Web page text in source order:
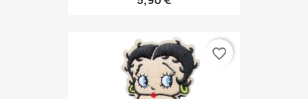
favorite_border